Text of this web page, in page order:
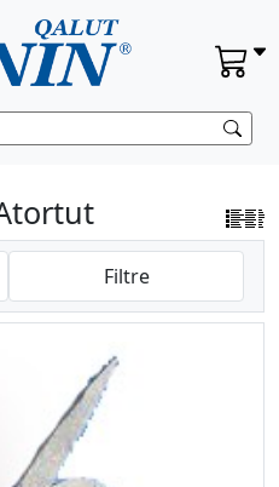
Filtre